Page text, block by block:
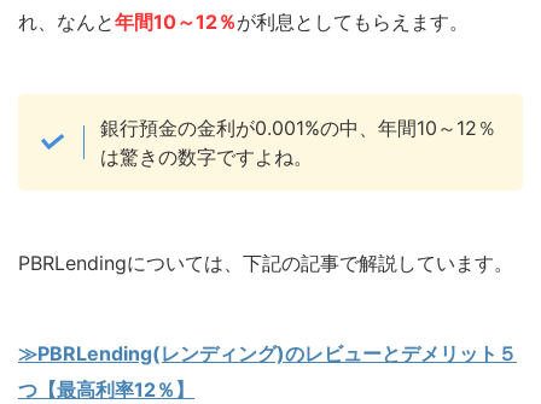
れ、なんと年間10～12％が利息としてもらえます。
銀行預金の金利が0.001%の中、年間10～12％
は驚きの数字ですよね。
PBRLendingについては、下記の記事で解説しています。
≫PBRLending(レンディング)のレビューとデメリット５
つ【最高利率12％】